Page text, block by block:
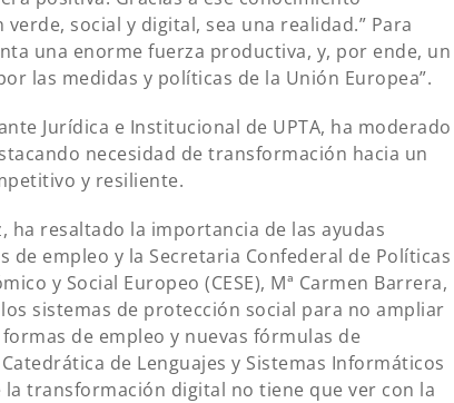
social y digital, sea una realidad.” Para
una enorme fuerza productiva, y, por ende, un
las medidas y políticas de la Unión Europea”.
Jurídica e Institucional de UPTA, ha moderado
necesidad de transformación hacia un
y resiliente.
ha resaltado la importancia de las ayudas
de empleo y la Secretaria Confederal de Políticas
y Social Europeo (CESE), Mª Carmen Barrera,
sistemas de protección social para no ampliar
de empleo y nuevas fórmulas de
de Lenguajes y Sistemas Informáticos
transformación digital no tiene que ver con la